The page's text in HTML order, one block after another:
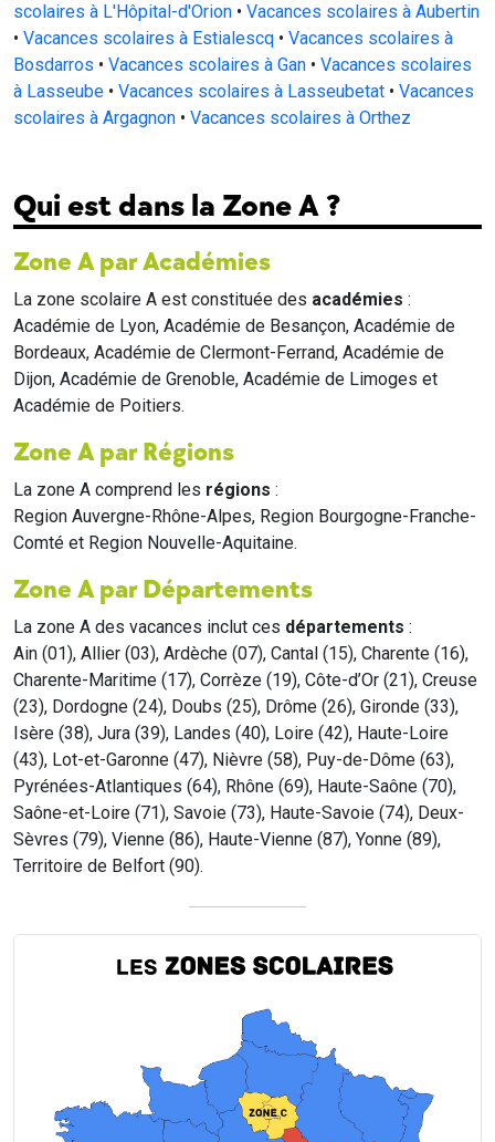
scolaires à L'Hôpital-d'Orion • Vacances scolaires à Aubertin
• Vacances scolaires à Estialescq • Vacances scolaires à
Bosdarros • Vacances scolaires à Gan • Vacances scolaires
à Lasseube • Vacances scolaires à Lasseubetat • Vacances
scolaires à Argagnon • Vacances scolaires à Orthez
Qui est dans la Zone A ?
Zone A par Académies
La zone scolaire A est constituée des académies :
Académie de Lyon, Académie de Besançon, Académie de
Bordeaux, Académie de Clermont-Ferrand, Académie de
Dijon, Académie de Grenoble, Académie de Limoges et
Académie de Poitiers.
Zone A par Régions
La zone A comprend les régions :
Region Auvergne-Rhône-Alpes, Region Bourgogne-Franche-
Comté et Region Nouvelle-Aquitaine.
Zone A par Départements
La zone A des vacances inclut ces départements :
Ain (01), Allier (03), Ardèche (07), Cantal (15), Charente (16),
Charente-Maritime (17), Corrèze (19), Côte-d’Or (21), Creuse
(23), Dordogne (24), Doubs (25), Drôme (26), Gironde (33),
Isère (38), Jura (39), Landes (40), Loire (42), Haute-Loire
(43), Lot-et-Garonne (47), Nièvre (58), Puy-de-Dôme (63),
Pyrénées-Atlantiques (64), Rhône (69), Haute-Saône (70),
Saône-et-Loire (71), Savoie (73), Haute-Savoie (74), Deux-
Sèvres (79), Vienne (86), Haute-Vienne (87), Yonne (89),
Territoire de Belfort (90).